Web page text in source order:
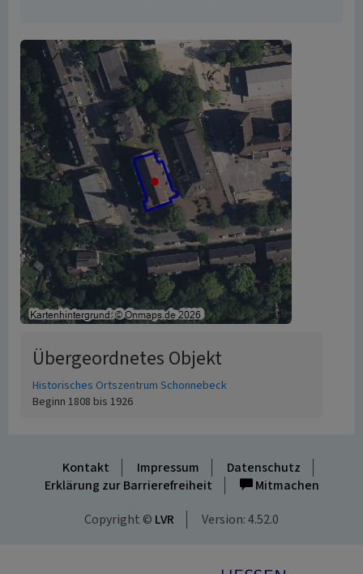
Übergeordnetes Objekt
Historisches Ortszentrum Schonnebeck
Beginn 1808 bis 1926
Kontakt Impressum
Datenschutz
Erklärung zur Barrierefreiheit
Mitmachen
Copyright © LVR Version: 4.52.0